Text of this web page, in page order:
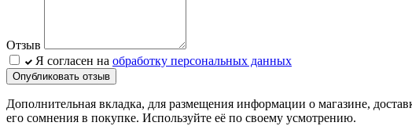
Отзыв
Я согласен на обработку персональных данных
Опубликовать отзыв
Дополнительная вкладка, для размещения информации о магазине,
его сомнения в покупке. Используйте её по своему усмотрению.